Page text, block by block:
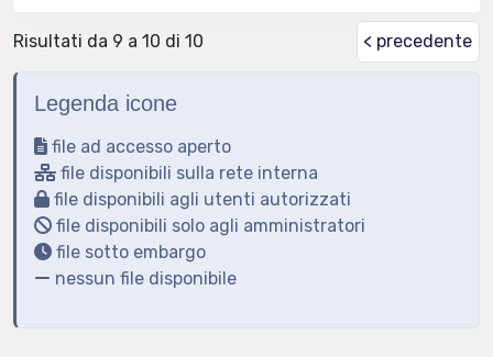
Risultati da 9 a 10 di 10 < precedente
Legenda icone
file ad accesso aperto
file disponibili sulla rete interna
file disponibili agli utenti autorizzati
file disponibili solo agli amministratori
file sotto embargo
nessun file disponibile